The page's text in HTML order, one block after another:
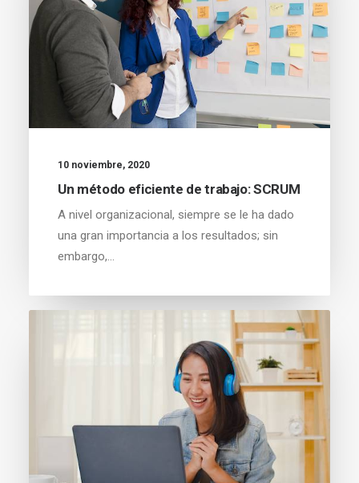
10 noviembre, 2020
Un método eficiente de trabajo: SCRUM
A nivel organizacional, siempre se le ha dado
una gran importancia a los resultados; sin
embargo,…